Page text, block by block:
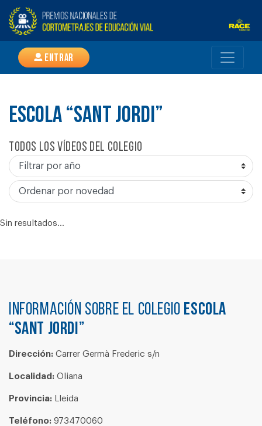
Entrar
ESCOLA “SANT JORDI”
Todos los vídeos del colegio
Sin resultados...
Información sobre el colegio ESCOLA
“SANT JORDI”
Dirección: Carrer Germà Frederic s/n
Localidad: Oliana
Provincia: Lleida
Teléfono: 973470060